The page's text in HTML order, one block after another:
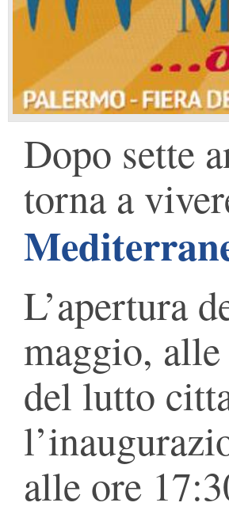
Dopo sette
torna a
L’apertura
maggio,
del lutto
alle ore